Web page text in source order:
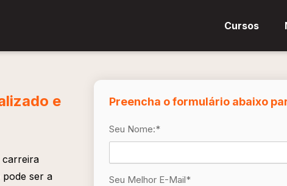
Cursos
e
carreira
ser a
Preencha o formulário abaixo
Seu Nome:*
Seu Melhor E-Mail*